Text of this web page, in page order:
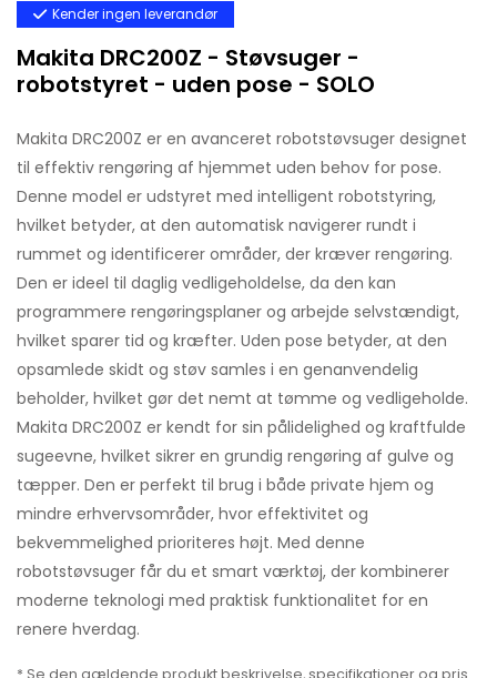
Kender ingen leverandør
Makita DRC200Z - Støvsuger -
robotstyret - uden pose - SOLO
Makita DRC200Z er en avanceret robotstøvsuger designet
til effektiv rengøring af hjemmet uden behov for pose.
Denne model er udstyret med intelligent robotstyring,
hvilket betyder, at den automatisk navigerer rundt i
rummet og identificerer områder, der kræver rengøring.
Den er ideel til daglig vedligeholdelse, da den kan
programmere rengøringsplaner og arbejde selvstændigt,
hvilket sparer tid og kræfter. Uden pose betyder, at den
opsamlede skidt og støv samles i en genanvendelig
beholder, hvilket gør det nemt at tømme og vedligeholde.
Makita DRC200Z er kendt for sin pålidelighed og kraftfulde
sugeevne, hvilket sikrer en grundig rengøring af gulve og
tæpper. Den er perfekt til brug i både private hjem og
mindre erhvervsområder, hvor effektivitet og
bekvemmelighed prioriteres højt. Med denne
robotstøvsuger får du et smart værktøj, der kombinerer
moderne teknologi med praktisk funktionalitet for en
renere hverdag.
* Se den gældende produkt beskrivelse, specifikationer og pris